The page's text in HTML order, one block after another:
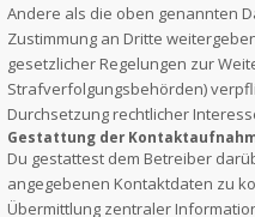
Andere als die oben genannten
Zustimmung an Dritte
gesetzlicher Regelungen zur
Strafverfolgungsbehörden)
Durchsetzung rechtlicher
Gestattung der
Du gestattest dem Betreiber
angegebenen Kontaktdaten zu
Übermittlung zentraler